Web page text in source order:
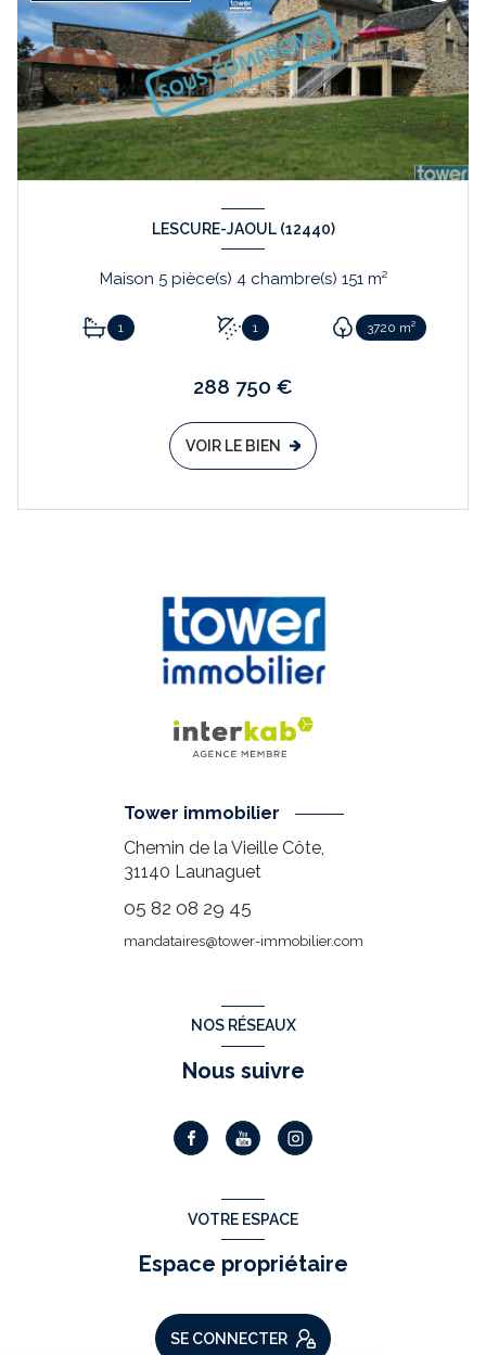
LESCURE-JAOUL (12440)
Maison 5 pièce(s) 4 chambre(s) 151 m²
1 1 3720 m²
288 750 €
VOIR LE BIEN
Tower immobilier
Chemin de la Vieille Côte,
31140 Launaguet
05 82 08 29 45
mandataires@tower-immobilier.com
NOS RÉSEAUX
Nous suivre
VOTRE ESPACE
Espace propriétaire
SE CONNECTER